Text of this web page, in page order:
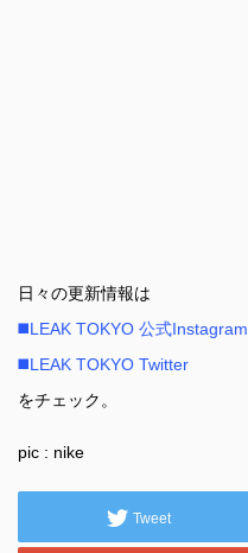
日々の更新情報は
◼️LEAK TOKYO 公式Instagram
◼️LEAK TOKYO Twitter
をチェック。
pic : nike
Tweet